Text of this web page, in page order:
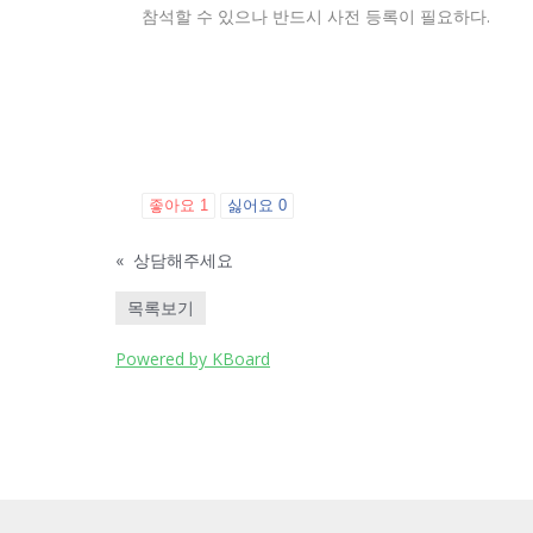
참석할 수 있으나 반드시 사전 등록이 필요하다.
좋아요 1 싫어요 0
« 상담해주세요
목록보기
Powered by KBoard